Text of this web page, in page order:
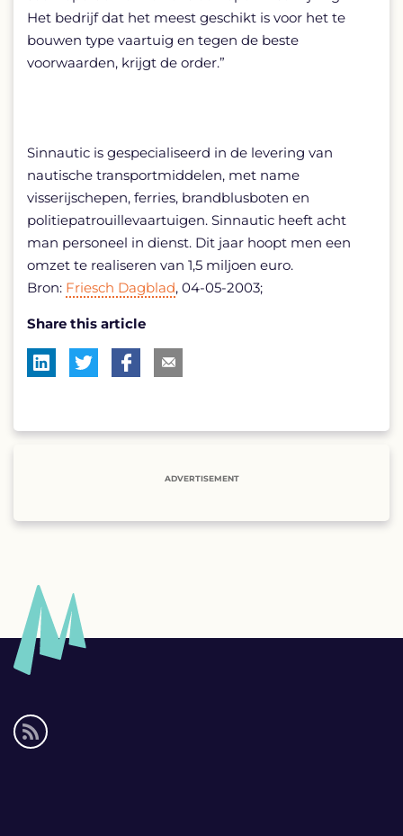
Het bedrijf dat het meest geschikt is voor het te
bouwen type vaartuig en tegen de beste
voorwaarden, krijgt de order.”
Sinnautic is gespecialiseerd in de levering van
nautische transportmiddelen, met name
visserijschepen, ferries, brandblusboten en
politiepatrouillevaartuigen. Sinnautic heeft acht
man personeel in dienst. Dit jaar hoopt men een
omzet te realiseren van 1,5 miljoen euro.
Bron: Friesch Dagblad, 04-05-2003;
Share this article
ADVERTISEMENT
Social
media